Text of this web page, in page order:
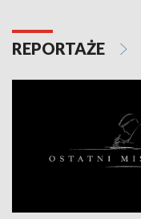
REPORTAŻE